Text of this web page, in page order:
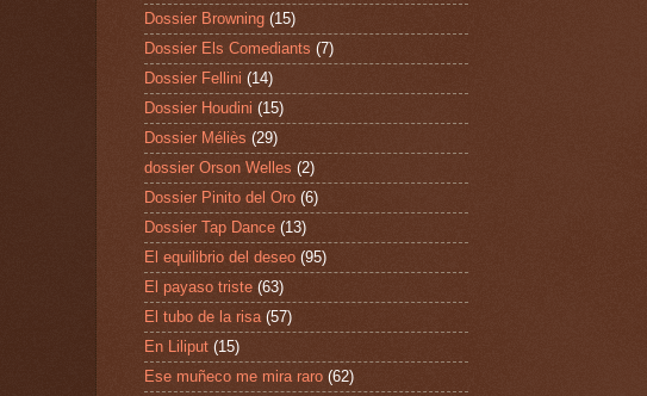
Dossier Browning (15)
Dossier Els Comediants (7)
Dossier Fellini (14)
Dossier Houdini (15)
Dossier Méliès (29)
dossier Orson Welles (2)
Dossier Pinito del Oro (6)
Dossier Tap Dance (13)
El equilibrio del deseo (95)
El payaso triste (63)
El tubo de la risa (57)
En Liliput (15)
Ese muñeco me mira raro (62)